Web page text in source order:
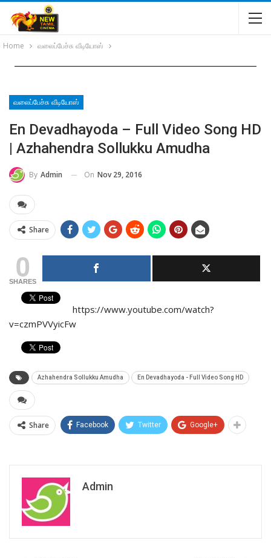
Home வலைப்பேச்சு வீடியோஸ்
வலைப்பேச்சு வீடியோஸ்
En Devadhayoda – Full Video Song HD
| Azhahendra Sollukku Amudha
By Admin On Nov 29, 2016
Share
0
SHARES
https://www.youtube.com/watch?
v=czmPVVyicFw
Azhahendra Sollukku Amudha En Devadhayoda - Full Video Song HD
Share Facebook Twitter Google+
Admin